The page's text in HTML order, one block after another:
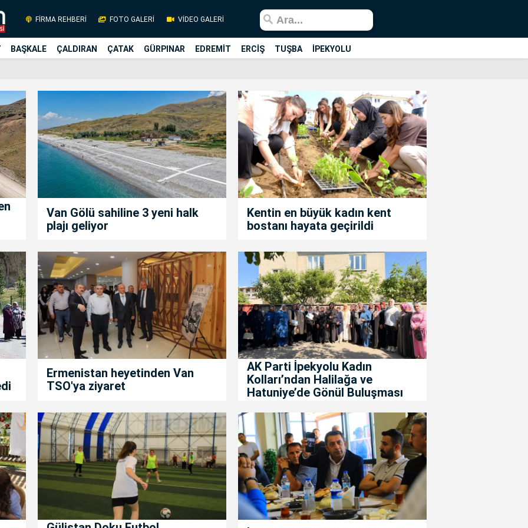
FİRMA REHBERİ FOTO GALERİ VİDEO GALERİ
BAŞKALE ÇALDIRAN ÇATAK GÜRPINAR EDREMİT ERCİŞ TUŞBA İPEKYOLU
Van Gölü sahiline 3 yeni halk
plajı geliyor
Kentin en büyük kadın kent
bostanı hayata geçirildi
Ermenistan heyetinden Van
TSO'ya ziyaret
AK Parti İpekyolu Kadın
Kolları’ndan Halilağa ve
Hatuniye’de Gönül Buluşması